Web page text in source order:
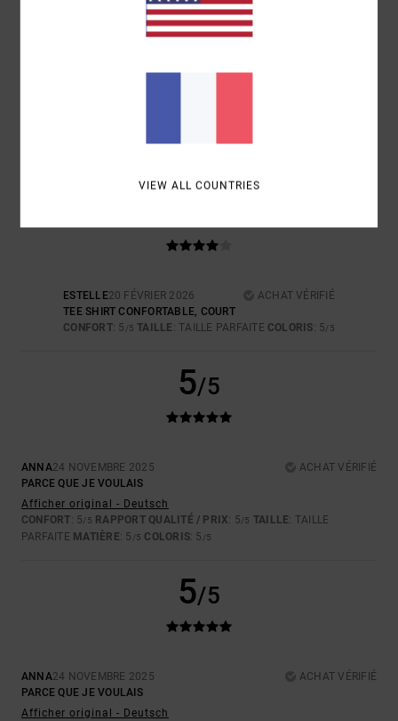
/5
ESTELLE20 FÉVRIER 2026
ACHAT VÉRIFIÉ
TEE SHIRT CONFORTABLE, COURT
CONFORT: 5 /5 TAILLE : TAILLE PARFAITE COLORIS: 5/5
5/5
ANNA24 NOVEMBRE 2025
ACHAT VÉRIFIÉ
PARCE QUE JE VOULAIS
Afficher original - Deutsch
CONFORT: 5/5 RAPPORT QUALITÉ / PRIX: 5/5 TAILLE: TAILLE
PARFAITE MATIÈRE: 5 /5 COLORIS: 5 /5
5/5
ANNA24 NOVEMBRE 2025
ACHAT VÉRIFIÉ
PARCE QUE JE VOULAIS
Afficher original - Deutsch
VIEW ALL COUNTRIES